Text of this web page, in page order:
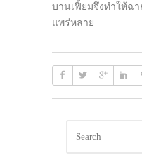
บานเฟี้ยมจึงทำให้ฉ
แพร่หลาย